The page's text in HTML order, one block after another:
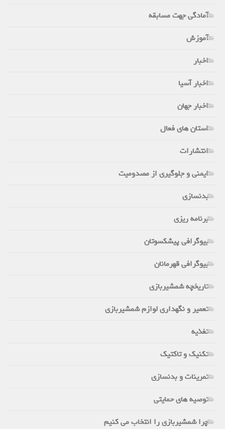
آمادگی جهت مسابقه
آموزش
اخبار
اخبار آسیا
اخبار جهان
استان های فعال
انتشارات
ایمنی و جلوگیری از مصدومیت
بدنسازی
برنامه ریزی
بیوگرافی پیشکسوتان
بیوگرافی قهرمانان
تاریخچه شمشیربازی
تعمیر و نگهداری لوازم شمشیربازی
تغذیه
تکنیک و تاکتیک
تمرینات و بدنسازی
توصیه های حمایتی
چرا شمشیربازی را انتخاب می کنیم